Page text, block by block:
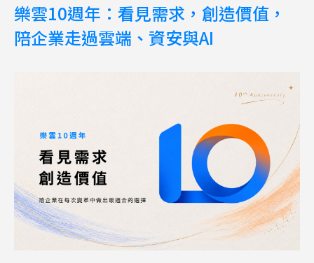
樂雲10週年：看見需求，創造價值，
陪企業走過雲端、資安與AI